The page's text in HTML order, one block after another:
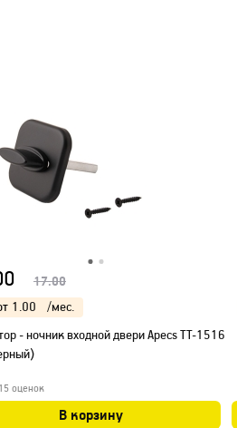
17.00
1.00
/мес.
- ночник входной двери Apecs TT-1516
15 оценок
В корзину